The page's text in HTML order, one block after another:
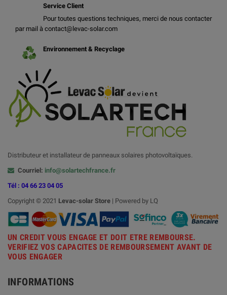
Service Client
Pour toutes questions techniques, merci de nous contacter
par mail à contact@levac-solar.com
Environnement & Recyclage
Distributeur et installateur de panneaux solaires photovoltaïques.
Courriel: info@solartechfrance.fr
Tél : 04 66 23 04 05
Copyright © 2021 Levac-solar Store | Powered by LQ
UN CREDIT VOUS ENGAGE ET DOIT ETRE REMBOURSE.
VERIFIEZ VOS CAPACITES DE REMBOURSEMENT AVANT DE
VOUS ENGAGER
INFORMATIONS